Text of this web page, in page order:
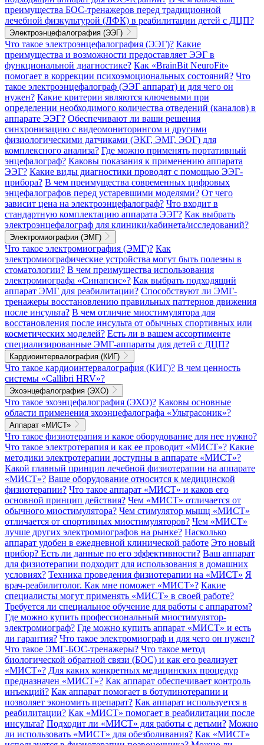
преимущества БОС-тренажеров перед традиционной
лечебной физкультурой (ЛФК) в реабилитации детей с ДЦП?
Электроэнцефалография (ЭЭГ)
Что такое электроэнцефалография (ЭЭГ)? Какие
преимущества и возможности предоставляет ЭЭГ в
функциональной диагностике? Как «BrainBit NeuroFit»
помогает в коррекции психоэмоциональных состояний? Что
такое электроэнцефалограф (ЭЭГ аппарат) и для чего он
нужен? Какие критерии являются ключевыми при
определении необходимого количества отведений (каналов) в
аппарате ЭЭГ? Обеспечивают ли ваши решения
синхронизацию с видеомониторингом и другими
физиологическими датчиками (ЭКГ, ЭМГ, ЭОГ) для
комплексного анализа? Где можно применять портативный
энцефалограф? Каковы показания к применению аппарата
ЭЭГ? Какие виды диагностики проводят с помощью ЭЭГ-
прибора? В чем преимущества современных цифровых
энцефалографов перед устаревшими моделями? От чего
зависит цена на электроэнцефалограф? Что входит в
стандартную комплектацию аппарата ЭЭГ? Как выбрать
электроэнцефалограф для клиники/кабинета/исследований?
Электромиография (ЭМГ)
Что такое электромиография (ЭМГ)? Как
электромиографические устройства могут быть полезны в
стоматологии? В чем преимущества использования
электромиографа «Синапсис»? Как выбрать подходящий
аппарат ЭМГ для реабилитации? Способствуют ли ЭМГ-
тренажеры восстановлению правильных паттернов движения
после инсульта? В чем отличие миостимулятора для
восстановления после инсульта от обычных спортивных или
косметических моделей? Есть ли в вашем ассортименте
специализированные ЭМГ-аппараты для детей с ДЦП?
Кардиоинтервалография (КИГ)
Что такое кардиоинтервалография (КИГ)? В чем ценность
системы «Callibri HRV»?
Эхоэнцефалография (ЭХО)
Что такое эхоэнцефалография (ЭХО)? Каковы основные
области применения эхоэнцефалографа «Ультрасоник»?
Аппарат «МИСТ»
Что такое физиотерапия и какое оборудование для нее нужно?
Что такое электротерапия и как ее проводит «МИСТ»? Какие
методики электротерапии доступны в аппарате «МИСТ»?
Какой главный принцип лечебной физиотерапии на аппарате
«МИСТ»? Ваше оборудование относится к медицинской
физиотерапии? Что такое аппарат «МИСТ» и каков его
основной принцип действия? Чем «МИСТ» отличается от
обычного миостимулятора? Чем стимулятор мышц «МИСТ»
отличается от спортивных миостимуляторов? Чем «МИСТ»
лучше других электромиографов на рынке? Насколько
аппарат удобен в ежедневной клинической работе Это новый
прибор? Есть ли данные по его эффективности? Ваш аппарат
для физиотерапии подходит для использования в домашних
условиях? Техника проведения физиотерапии на «МИСТ» Я
врач-реабилитолог. Как мне поможет «МИСТ»? Какие
специалисты могут применять «МИСТ» в своей работе?
Требуется ли специальное обучение для работы с аппаратом?
Где можно купить профессиональный миостимулятор-
электромиограф? Где можно купить аппарат «МИСТ» и есть
ли гарантия? Что такое электромиограф и для чего он нужен?
Что такое ЭМГ-БОС-тренажеры? Что такое метод
биологической обратной связи (БОС) и как его реализует
«МИСТ»? Для каких конкретных медицинских процедур
предназначен «МИСТ»? Как аппарат обеспечивает контроль
инъекций? Как аппарат помогает в ботулинотерапии и
позволяет экономить препарат? Как аппарат используется в
реабилитации? Как «МИСТ» помогает в реабилитации после
инсульта? Подходит ли «МИСТ» для работы с детьми? Можно
ли использовать «МИСТ» для обезболивания? Как «МИСТ»